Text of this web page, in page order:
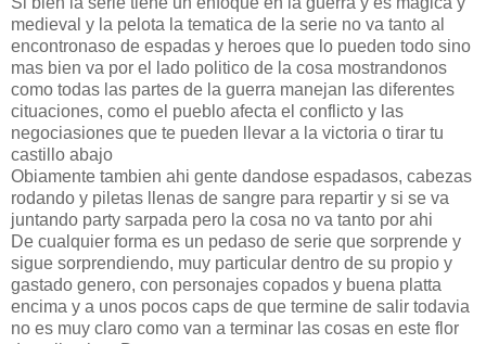
medieval y la pelota la tematica de la serie no va tanto al
encontronaso de espadas y heroes que lo pueden todo sino
mas bien va por el lado politico de la cosa mostrandonos
como todas las partes de la guerra manejan las diferentes
cituaciones, como el pueblo afecta el conflicto y las
negociasiones que te pueden llevar a la victoria o tirar tu
castillo abajo
Obiamente tambien ahi gente dandose espadasos, cabezas
rodando y piletas llenas de sangre para repartir y si se va
juntando party sarpada pero la cosa no va tanto por ahi
De cualquier forma es un pedaso de serie que sorprende y
sigue sorprendiendo, muy particular dentro de su propio y
gastado genero, con personajes copados y buena platta
encima y a unos pocos caps de que termine de salir todavia
no es muy claro como van a terminar las cosas en este flor